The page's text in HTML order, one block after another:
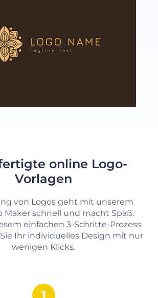
online Logo-
Vorlagen
von Logos geht mit unserem
Maker schnell und macht Spaß.
einfachen 3-Schritte-Prozess
Ihr individuelles Design mit nur
wenigen Klicks.